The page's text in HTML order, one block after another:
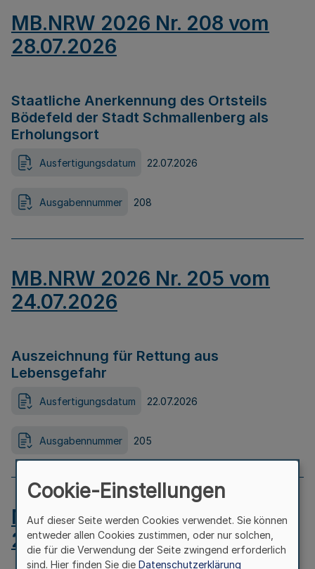
MB.NRW 2026 Nr. 208 vom
28.07.2026
Staatliche Anerkennung des Ortsteils
Bödefeld der Stadt Schmallenberg als
Erholungsort
Ausfertigungsdatum 22.07.2026
Ausgabennummer 208
MB.NRW 2026 Nr. 205 vom
24.07.2026
Auszeichnung für Rettung aus
Lebensgefahr
Ausfertigungsdatum 22.07.2026
Ausgabennummer 205
MB.NRW 2026 Nr. 204 vom
24.07.2026
Cookie-Einstellungen
Auf dieser Seite werden Cookies verwendet. Sie können
entweder allen Cookies zustimmen, oder nur solchen,
die für die Verwendung der Seite zwingend erforderlich
sind. Hier finden Sie die Datenschutzerklärung